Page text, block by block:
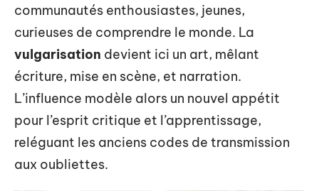
communautés enthousiastes, jeunes,
curieuses de comprendre le monde. La
vulgarisation devient ici un art, mêlant
écriture, mise en scène, et narration.
L’influence modèle alors un nouvel appétit
pour l’esprit critique et l’apprentissage,
reléguant les anciens codes de transmission
aux oubliettes.